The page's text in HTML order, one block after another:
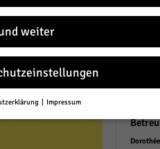
der
Stadt
gem.
weiter
Impressum
zu freiwilligen Diensten